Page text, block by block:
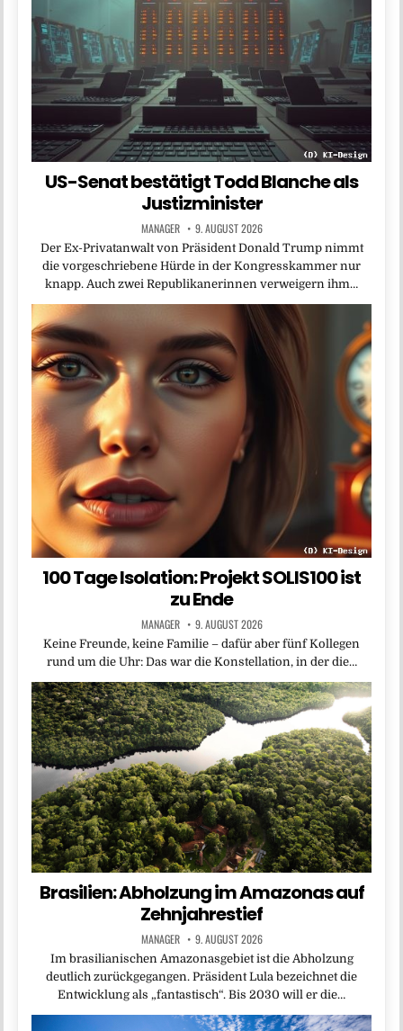
US-Senat bestätigt Todd Blanche als
Justizminister
MANAGER 9. AUGUST 2026
Der Ex-Privatanwalt von Präsident Donald Trump nimmt
die vorgeschriebene Hürde in der Kongresskammer nur
knapp. Auch zwei Republikanerinnen verweigern ihm…
100 Tage Isolation: Projekt SOLIS100 ist
zu Ende
MANAGER 9. AUGUST 2026
Keine Freunde, keine Familie – dafür aber fünf Kollegen
rund um die Uhr: Das war die Konstellation, in der die…
Brasilien: Abholzung im Amazonas auf
Zehnjahrestief
MANAGER 9. AUGUST 2026
Im brasilianischen Amazonasgebiet ist die Abholzung
deutlich zurückgegangen. Präsident Lula bezeichnet die
Entwicklung als „fantastisch“. Bis 2030 will er die…